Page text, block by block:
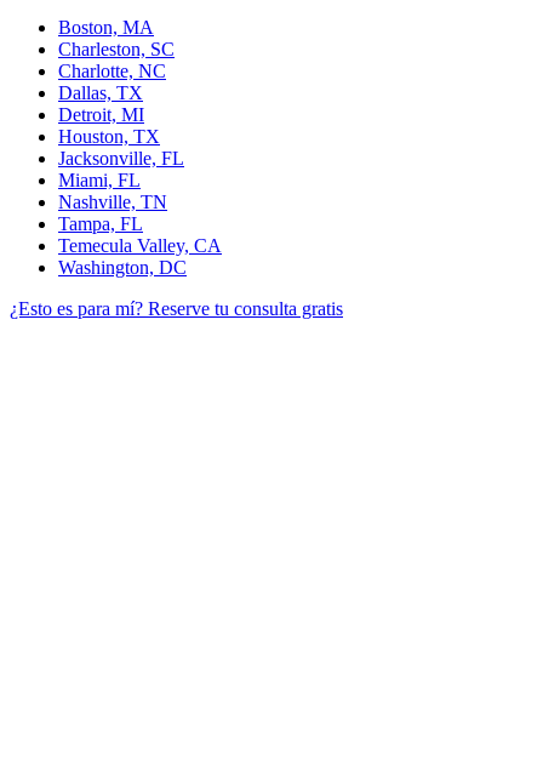
Boston, MA
Charleston, SC
Charlotte, NC
Dallas, TX
Detroit, MI
Houston, TX
Jacksonville, FL
Miami, FL
Nashville, TN
Tampa, FL
Temecula Valley, CA
Washington, DC
¿Esto es para mí? Reserve tu consulta gratis